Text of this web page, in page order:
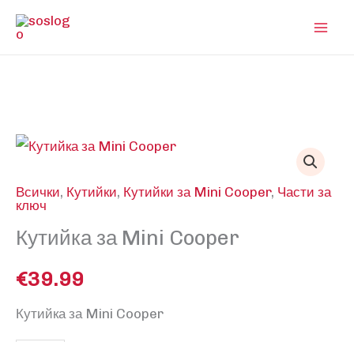
Skip
Всички, Кутийки, Кутийки за Mini Cooper, Части за
ключ
Кутийка за Mini Cooper
€39.99
Кутийка за Mini Cooper